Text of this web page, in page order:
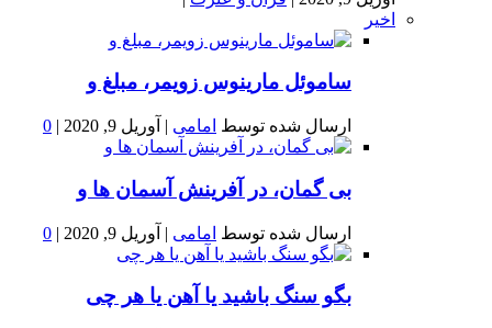
اخیر
ساموئل مارینوس زویمر، مبلغ و
ارسال شده توسط امامی | آوریل 9, 2020 |
0
بى گمان، در آفرينش آسمان ها و
ارسال شده توسط امامی | آوریل 9, 2020 |
0
بگو سنگ باشید یا آهن یا هر چی